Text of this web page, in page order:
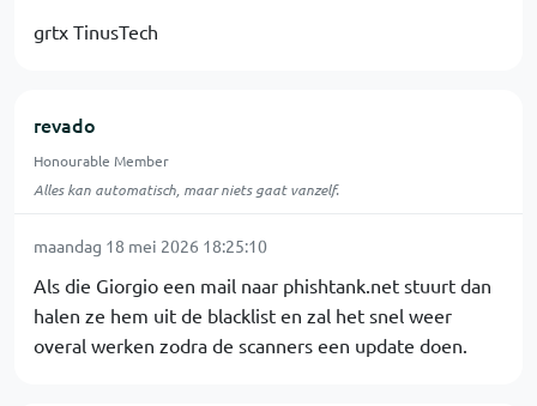
grtx TinusTech
revado
Honourable Member
Alles kan automatisch, maar niets gaat vanzelf.
maandag 18 mei 2026 18:25:10
Als die Giorgio een mail naar phishtank.net stuurt dan
halen ze hem uit de blacklist en zal het snel weer
overal werken zodra de scanners een update doen.